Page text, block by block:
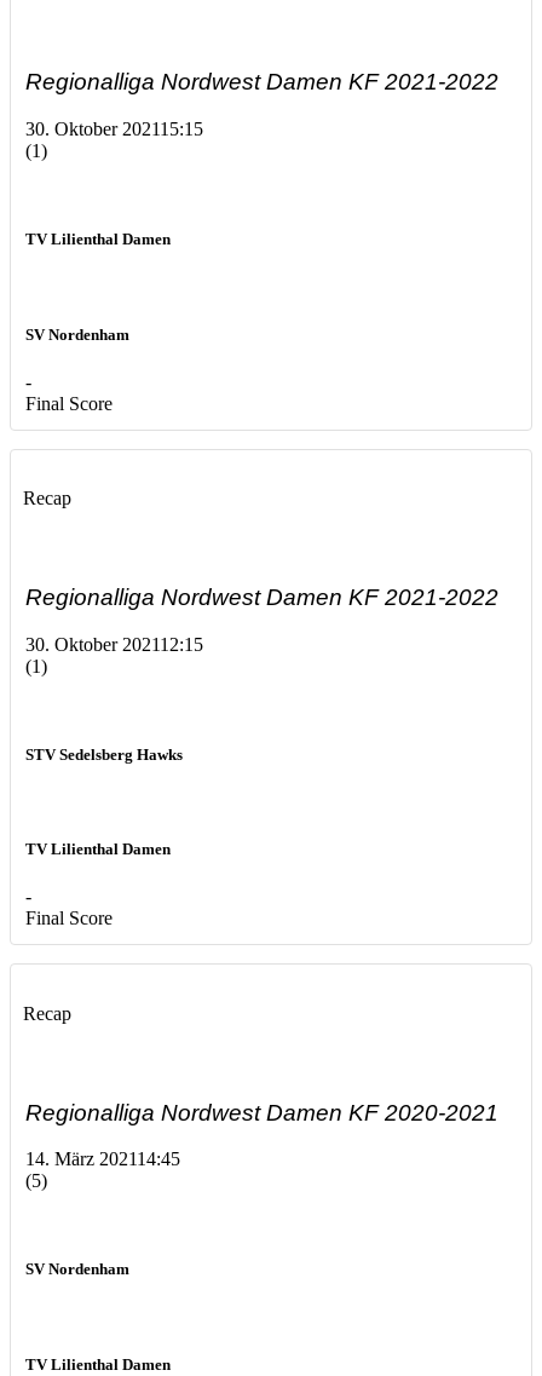
Regionalliga Nordwest Damen KF 2021-2022
30. Oktober 202115:15
(1)
TV Lilienthal Damen
SV Nordenham
-
Final Score
Recap
Regionalliga Nordwest Damen KF 2021-2022
30. Oktober 202112:15
(1)
STV Sedelsberg Hawks
TV Lilienthal Damen
-
Final Score
Recap
Regionalliga Nordwest Damen KF 2020-2021
14. März 202114:45
(5)
SV Nordenham
TV Lilienthal Damen